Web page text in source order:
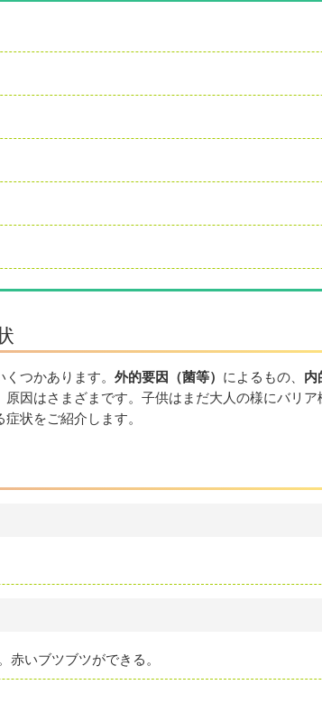
くつかあります。外的要因（菌等） によるもの、 内
原因はさまざまです。子供はまだ大人の様にバリ
状をご紹介します。
赤いブツブツができる。